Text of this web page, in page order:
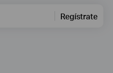
Regístrate